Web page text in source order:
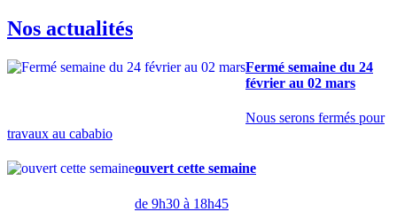
Nos actualités
Fermé semaine du 24
février au 02 mars
Nous serons fermés pour
travaux au cababio
ouvert cette semaine
de 9h30 à 18h45